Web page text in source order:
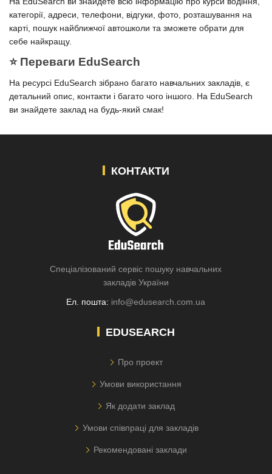
категорії, адреси, телефони, відгуки, фото, розташування на
карті, пошук найближчої автошколи та зможете обрати для
себе найкращу.
⭐️ Переваги EduSearch
На ресурсі EduSearch зібрано багато навчальних закладів, є
детальний опис, контакти і багато чого іншого. На EduSearch
ви знайдете заклад на будь-який смак!
КОНТАКТИ
Спеціалізований сервіс пошуку навчальних
закладів України
Ел. пошта: info@edusearch.com.ua
EDUSEARCH
Про проект
Умови використання
Як додати заклад
Умови співпраці для закладів
Рекомендовані заклади